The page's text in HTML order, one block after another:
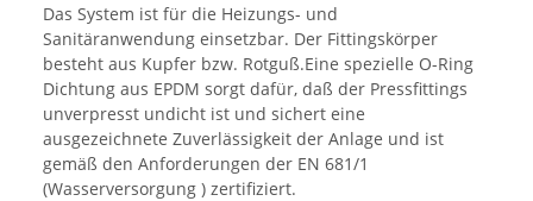
Das System ist für die Heizungs- und
Sanitäranwendung einsetzbar. Der Fittingskörper
besteht aus Kupfer bzw. Rotguß.Eine spezielle O-Ring
Dichtung aus EPDM sorgt dafür, daß der Pressfittings
unverpresst undicht ist und sichert eine
ausgezeichnete Zuverlässigkeit der Anlage und ist
gemäß den Anforderungen der EN 681/1
(Wasserversorgung ) zertifiziert.